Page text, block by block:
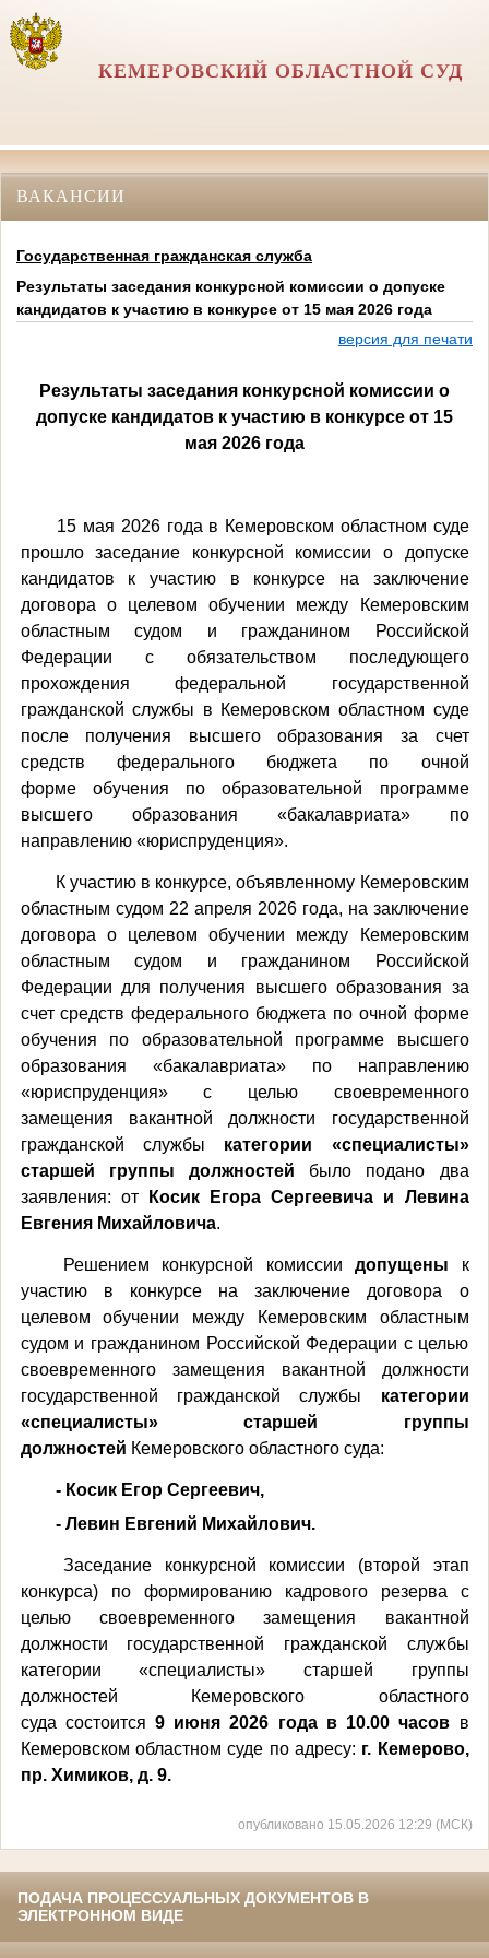
КЕМЕРОВСКИЙ ОБЛАСТНОЙ СУД
ВАКАНСИИ
Государственная гражданская служба
Результаты заседания конкурсной комиссии о допуске
кандидатов к участию в конкурсе от 15 мая 2026 года
версия для печати
Результаты заседания конкурсной комиссии о
допуске кандидатов к участию в конкурсе от 15
мая 2026 года
15 мая 2026 года в Кемеровском областном суде
прошло заседание конкурсной комиссии о допуске
кандидатов к участию в конкурсе на заключение
договора о целевом обучении между Кемеровским
областным судом и гражданином Российской
Федерации с обязательством последующего
прохождения федеральной государственной
гражданской службы в Кемеровском областном суде
после получения высшего образования за счет
средств федерального бюджета по очной
форме обучения по образовательной программе
высшего образования «бакалавриата» по
направлению «юриспруденция».
К участию в конкурсе, объявленному Кемеровским
областным судом 22 апреля 2026 года, на заключение
договора о целевом обучении между Кемеровским
областным судом и гражданином Российской
Федерации для получения высшего образования за
счет средств федерального бюджета по очной форме
обучения по образовательной программе высшего
образования «бакалавриата» по направлению
«юриспруденция» с целью своевременного
замещения вакантной должности государственной
гражданской службы категории «специалисты»
старшей группы должностей было
подано два
заявления: отКосик Егора Сергеевича и Левина
Евгения Михайловича.
Решением конкурсной комиссиидопущены к
участию в конкурсе на заключение договора о
целевом обучении между Кемеровским областным
судом и гражданином Российской Федерации с целью
своевременного замещения вакантной должности
государственной гражданской службы категории
«специалисты» старшей группы
должностей Кемеровского областного суда:
- Косик Егор Сергеевич,
- Левин Евгений Михайлович.
Заседание конкурсной комиссии (второй этап
конкурса) по формированию кадрового резерва с
целью своевременного замещения вакантной
должности государственной гражданской службы
категории «специалисты» старшей группы
должностей Кемеровского областного
суда состоится 9 июня 2026 года в 10.00 часов в
Кемеровском областном суде по адресу: г. Кемерово,
пр. Химиков, д. 9.
опубликовано 15.05.2026 12:29 (МСК)
ПОДАЧА ПРОЦЕССУАЛЬНЫХ ДОКУМЕНТОВ В
ЭЛЕКТРОННОМ ВИДЕ